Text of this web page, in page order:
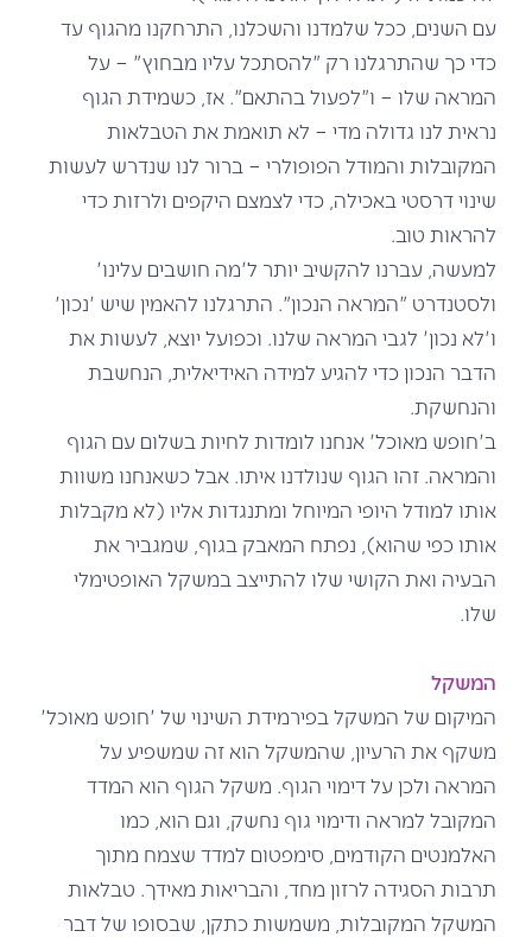
עם השנים, ככל שלמדנו והשכלנו, התרחקנו מהגוף עד
כדי כך שהתרגלנו רק "להסתכל עליו מבחוץ" – על
המראה שלו – ו"לפעול בהתאם". אז, כשמידת הגוף
נראית לנו גדולה מדי – לא תואמת את הטבלאות
המקובלות והמודל הפופולרי – ברור לנו שנדרש לעשות
שינוי דרסטי באכילה, כדי לצמצם היקפים ולרזות כדי
להראות טוב.
למעשה, עברנו להקשיב יותר ל'מה חושבים עלינו'
ולסטנדרט "המראה הנכון". התרגלנו להאמין שיש 'נכון'
ו'לא נכון' לגבי המראה שלנו. וכפועל יוצא, לעשות את
הדבר הנכון כדי להגיע למידה האידיאלית, הנחשבת
והנחשקת.
ב'חופש מאוכל' אנחנו לומדות לחיות בשלום עם הגוף
והמראה. זהו הגוף שנולדנו איתו. אבל כשאנחנו משוות
אותו למודל היופי המיוחל ומתנגדות אליו (לא מקבלות
אותו כפי שהוא), נפתח המאבק בגוף, שמגביר את
הבעיה ואת הקושי שלו להתייצב במשקל האופטימלי
שלו.
המשקל
המיקום של המשקל בפירמידת השינוי של 'חופש מאוכל'
משקף את הרעיון, שהמשקל הוא זה שמשפיע על
המראה ולכן על דימוי הגוף. משקל הגוף הוא המדד
המקובל למראה ודימוי גוף נחשק, וגם הוא, כמו
האלמנטים הקודמים, סימפטום למדד שצמח מתוך
תרבות הסגידה לרזון מחד, והבריאות מאידך. טבלאות
המשקל המקובלות, משמשות כתקן, שבסופו של דבר